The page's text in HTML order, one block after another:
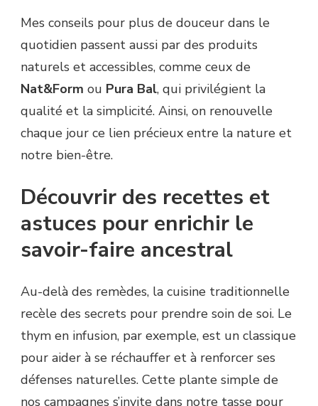
Mes conseils pour plus de douceur dans le
quotidien passent aussi par des produits
naturels et accessibles, comme ceux de
Nat&Form ou Pura Bal, qui privilégient la
qualité et la simplicité. Ainsi, on renouvelle
chaque jour ce lien précieux entre la nature et
notre bien-être.
Découvrir des recettes et
astuces pour enrichir le
savoir-faire ancestral
Au-delà des remèdes, la cuisine traditionnelle
recèle des secrets pour prendre soin de soi. Le
thym en infusion, par exemple, est un classique
pour aider à se réchauffer et à renforcer ses
défenses naturelles. Cette plante simple de
nos campagnes s’invite dans notre tasse pour